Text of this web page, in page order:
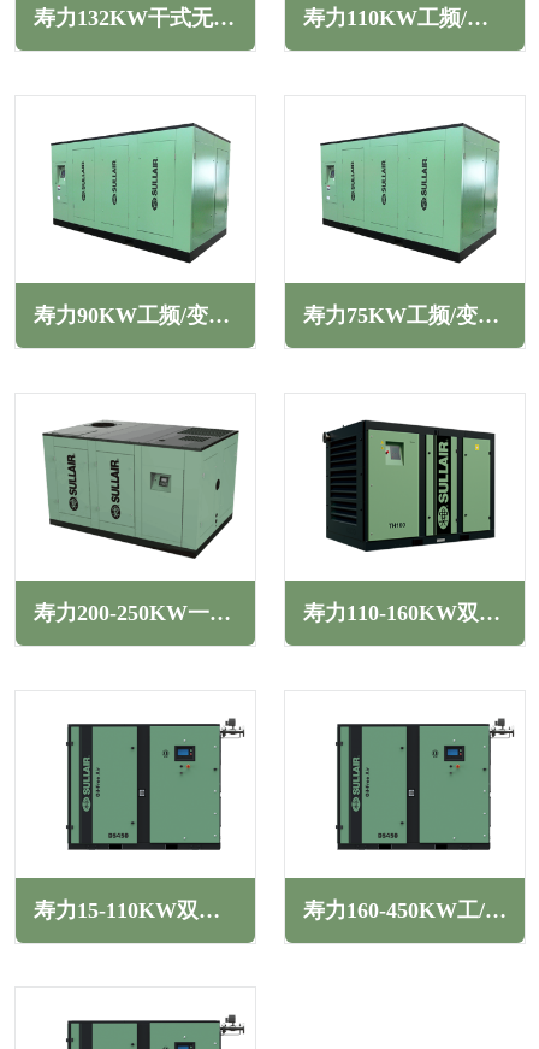
寿力132KW干式无油螺杆空压机DS系列 寿力110KW工频/变频二级压缩螺杆空压机TS系列
寿力90KW工频/变频二级压缩螺杆空压机TS系列 寿力75KW工频/变频二级压缩螺杆空压机TS系列
寿力200-250KW一级能效双级压缩变频螺杆空压机TH系列 寿力110-160KW双级变频螺杆空压机TH系列
寿力15-110KW双级压缩工/变频干式无油螺杆空压机DS系列 寿力160-450KW工/变频干式低压无油螺杆空压机DS系列